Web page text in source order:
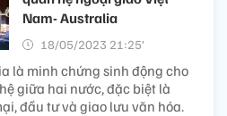
Nam- Australia
18/05/2023 21:25’
là minh chứng sinh động cho
giữa hai nước, đặc biệt là
đầu tư và giao lưu văn hóa.